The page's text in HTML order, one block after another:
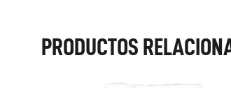
PRODUCTOS